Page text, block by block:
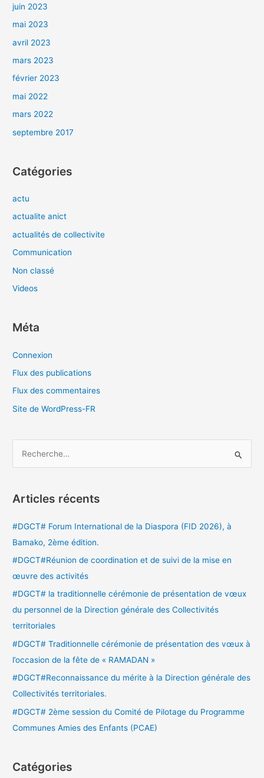
juin 2023
mai 2023
avril 2023
mars 2023
février 2023
mai 2022
mars 2022
septembre 2017
Catégories
actu
actualite anict
actualités de collectivite
Communication
Non classé
Videos
Méta
Connexion
Flux des publications
Flux des commentaires
Site de WordPress-FR
h
r
:
Articles récents
#DGCT# Forum International de la Diaspora (FID 2026), à
Bamako, 2ème édition.
#DGCT#Réunion de coordination et de suivi de la mise en
œuvre des activités
#DGCT# la traditionnelle cérémonie de présentation de vœux
du personnel de la Direction générale des Collectivités
territoriales
#DGCT# Traditionnelle cérémonie de présentation des vœux à
l’occasion de la fête de « RAMADAN »
#DGCT#Reconnaissance du mérite à la Direction générale des
Collectivités territoriales.
#DGCT# 2ème session du Comité de Pilotage du Programme
Communes Amies des Enfants (PCAE)
Catégories